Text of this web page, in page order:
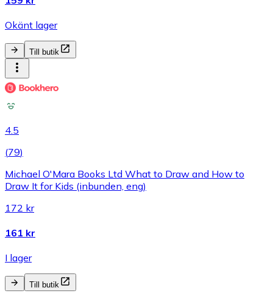
Okänt lager
Till butik
4.5
(79)
Michael O'Mara Books Ltd What to Draw and How to
Draw It for Kids (inbunden, eng)
172 kr
161 kr
I lager
Till butik